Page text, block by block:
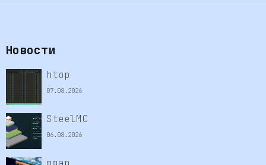
Новости
htop
07.08.2026
SteelMC
06.08.2026